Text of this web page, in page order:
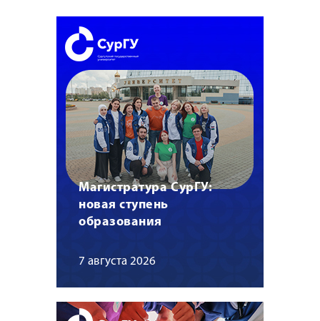
Магистратура СурГУ:
новая ступень
образования
7 августа 2026